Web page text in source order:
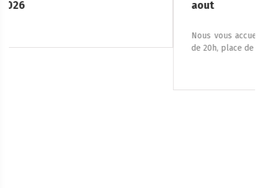
Nous vous accueillons le samedi 8 août 2026, à partir
de 20h, place de la […]